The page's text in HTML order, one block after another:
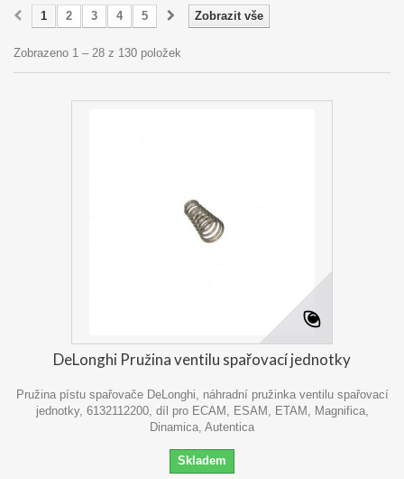
Zobrazit vše
1 2 3 4 5
Zobrazeno 1 – 28 z 130 položek
DeLonghi Pružina ventilu spařovací jednotky
Pružina pístu spařovače DeLonghi, náhradní pružinka ventilu spařovací
jednotky, 6132112200, díl pro ECAM, ESAM, ETAM, Magnifica,
Dinamica, Autentica
Skladem